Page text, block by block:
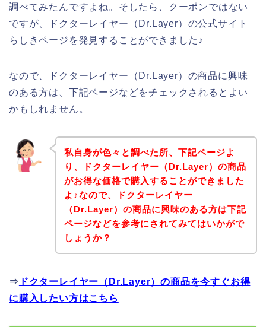
調べてみたんですよね。そしたら、クーポンではない
ですが、ドクターレイヤー（Dr.Layer）の公式サイト
らしきページを発見することができました♪
なので、ドクターレイヤー（Dr.Layer）の商品に興味
のある方は、下記ページなどをチェックされるとよい
かもしれません。
私自身が色々と調べた所、下記ページよ
り、ドクターレイヤー（Dr.Layer）の商品
がお得な価格で購入することができました
よ♪なので、ドクターレイヤー
（Dr.Layer）の商品に興味のある方は下記
ページなどを参考にされてみてはいかがで
しょうか？
⇒ ドクターレイヤー（Dr.Layer）の商品を今すぐお得
に購入したい方はこちら